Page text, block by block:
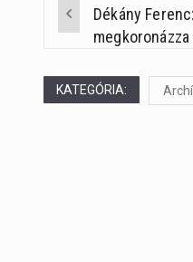
PostDékány
KATEGÓRIA: